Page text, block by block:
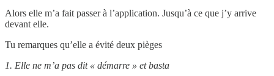
Alors elle m’a fait passer à l’application. Jusqu’à ce que j’y arrive
devant elle.
Tu remarques qu’elle a évité deux pièges
1. Elle ne m’a pas dit « démarre » et basta